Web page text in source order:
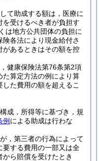
て助成する額は，医療に
受けるべき者が負担す
は地方公共団体の負担に
各法により現金給付さ
あるときはその額を控
健康保険法第76条第2項
算定方法の例により算
した費用の額を超えるこ
成，所得等に基づき，規
例 による助成は行わな
，第三者の行為によって
する費用の一部又は全
ら賠償を受けたとき